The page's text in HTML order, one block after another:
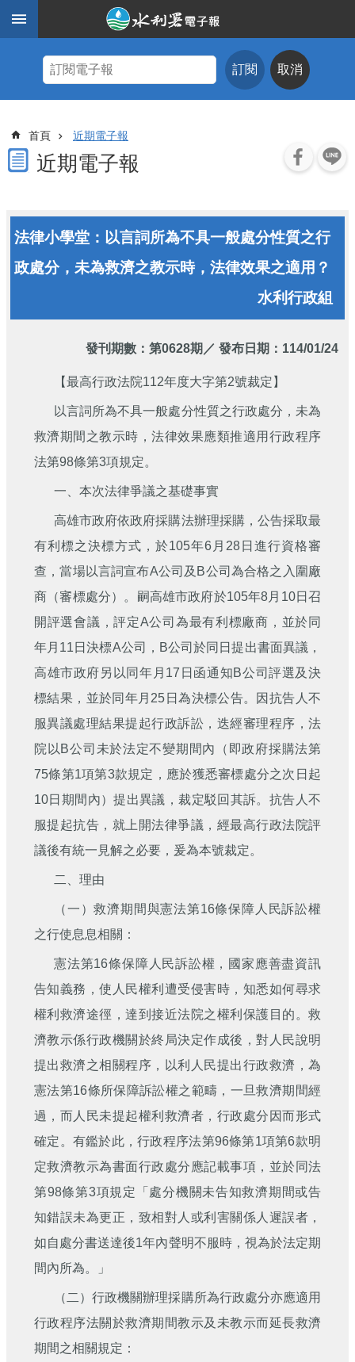
跳到主要內容區塊
題
式
查
期
子
水
訂閱 取消
首頁 近期電子報
近期電子報
法律小學堂：以言詞所為不具一般處分性質之行
政處分，未為救濟之教示時，法律效果之適用？
水利行政組
發刊期數： 第0628期 ／ 發布日期：114/01/24
【最高行政法院112年度大字第2號裁定】
以言詞所為不具一般處分性質之行政處分，未為
救濟期間之教示時，法律效果應類推適用行政程序
法第98條第3項規定。
一、本次法律爭議之基礎事實
高雄市政府依政府採購法辦理採購，公告採取最
有利標之決標方式，於105年6月28日進行資格審
查，當場以言詞宣布A公司及B公司為合格之入圍廠
商（審標處分）。嗣高雄市政府於105年8月10日召
開評選會議，評定A公司為最有利標廠商，並於同
年月11日決標A公司，B公司於同日提出書面異議，
高雄市政府另以同年月17日函通知B公司評選及決
標結果，並於同年月25日為決標公告。因抗告人不
服異議處理結果提起行政訴訟，迭經審理程序，法
院以B公司未於法定不變期間內（即政府採購法第
75條第1項第3款規定，應於獲悉審標處分之次日起
10日期間內）提出異議，裁定駁回其訴。抗告人不
服提起抗告，就上開法律爭議，經最高行政法院評
議後有統一見解之必要，爰為本號裁定。
二、理由
（一）救濟期間與憲法第16條保障人民訴訟權
之行使息息相關：
憲法第16條保障人民訴訟權，國家應善盡資訊
告知義務，使人民權利遭受侵害時，知悉如何尋求
權利救濟途徑，達到接近法院之權利保護目的。救
濟教示係行政機關於終局決定作成後，對人民說明
提出救濟之相關程序，以利人民提出行政救濟，為
憲法第16條所保障訴訟權之範疇，一旦救濟期間經
過，而人民未提起權利救濟者，行政處分因而形式
確定。有鑑於此，行政程序法第96條第1項第6款明
定救濟教示為書面行政處分應記載事項，並於同法
第98條第3項規定「處分機關未告知救濟期間或告
知錯誤未為更正，致相對人或利害關係人遲誤者，
如自處分書送達後1年內聲明不服時，視為於法定期
間內所為。」
（二）行政機關辦理採購所為行政處分亦應適用
行政程序法關於救濟期間教示及未教示而延長救濟
期間之相關規定：